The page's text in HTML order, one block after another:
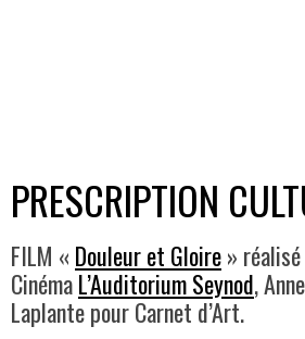
PRESCRIPTION
FILM « Douleur et Gloire»
CinémaL’Auditorium Seynod,
Laplante pour Carnet d’Art.